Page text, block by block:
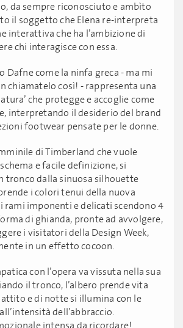
da sempre riconosciuto e ambìto
il soggetto che Elena re-interpreta
interattiva che ha l’ambizione di
chi interagisce con essa.
Dafne come la ninfa greca - ma mi
chiamatelo così! - rappresenta una
che protegge e accoglie come
interpretando il desiderio del brand
footwear pensate per le donne.
di Timberland che vuole
e facile definizione, si
tronco dalla sinuosa silhouette
i colori tenui della nuova
rami imponenti e delicati scendono 4
di ghianda, pronte ad avvolgere,
i visitatori della Design Week,
in un effetto cocoon.
con l’opera va vissuta nella sua
il tronco, l’albero prende vita
e di notte si illumina con le
dell’abbraccio.
intensa da ricordare!